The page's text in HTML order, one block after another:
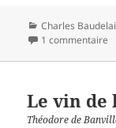
Catégories
Charles
1 commentaire
Le vin de
Théodore de